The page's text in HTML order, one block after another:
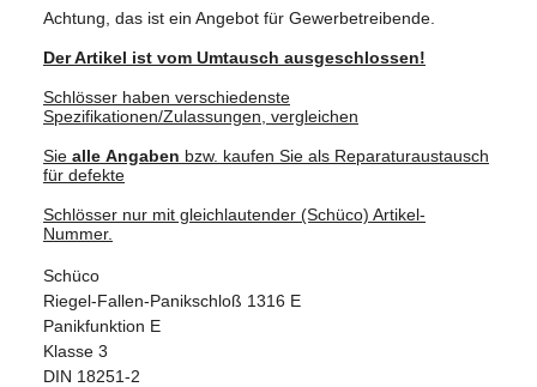
Achtung, das ist ein Angebot für Gewerbetreibende.
Der Artikel ist vom Umtausch ausgeschlossen!
Schlösser haben verschiedenste
Spezifikationen/Zulassungen, vergleichen
Sie alle Angaben bzw. kaufen Sie als Reparaturaustausch
für defekte
Schlösser nur mit gleichlautender (Schüco) Artikel-
Nummer.
Schüco
Riegel-Fallen-Panikschloß 1316 E
Panikfunktion E
Klasse 3
DIN 18251-2